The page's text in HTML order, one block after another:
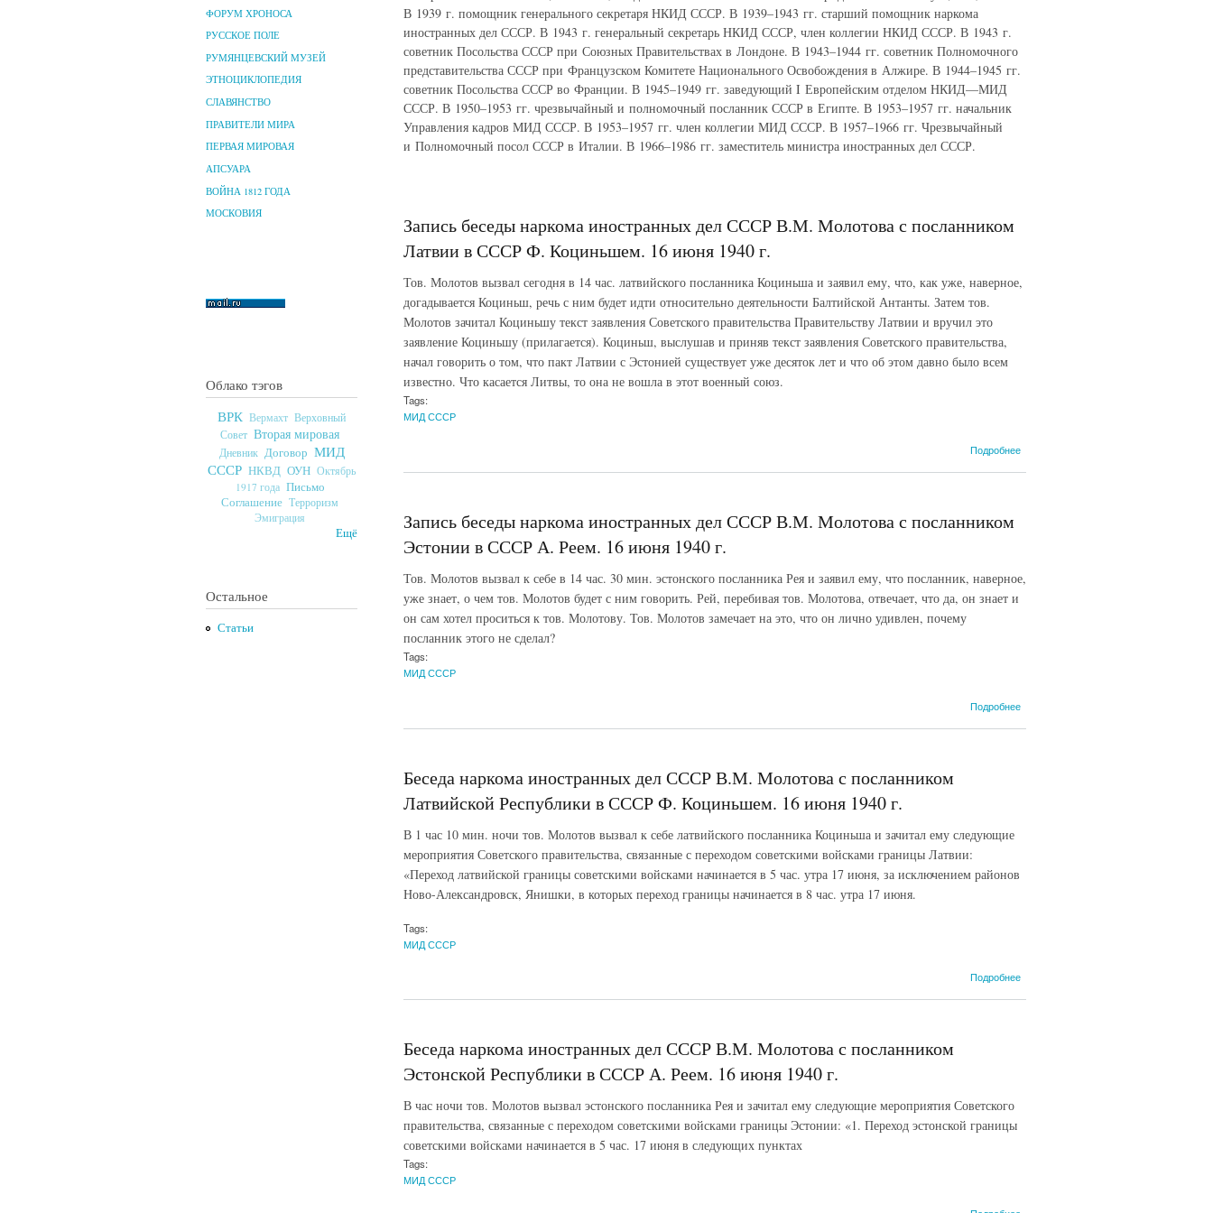
ФОРУМ ХРОНОСА
РУССКОЕ ПОЛЕ
РУМЯНЦЕВСКИЙ МУЗЕЙ
ЭТНОЦИКЛОПЕДИЯ
СЛАВЯНСТВО
ПРАВИТЕЛИ МИРА
ПЕРВАЯ МИРОВАЯ
АПСУАРА
ВОЙНА 1812 ГОДА
МОСКОВИЯ
Облако тэгов
ВРК Вермахт Верховный
Совет Вторая мировая
Дневник Договор МИД
СССР НКВД ОУН Октябрь
1917 года Письмо
Соглашение Терроризм
Эмиграция
Ещё
Остальное
Статьи
В 1939 г. помощник генерального секретаря НКИД СССР. В 1939–1943 гг. старший помощник наркома
иностранных дел СССР. В 1943 г. генеральный секретарь НКИД СССР, член коллегии НКИД СССР. В 1943 г.
советник Посольства СССР при Союзных Правительствах в Лондоне. В 1943–1944 гг. советник Полномочного
представительства СССР при Французском Комитете Национального Освобождения в Алжире. В 1944–1945 гг.
советник Посольства СССР во Франции. В 1945–1949 гг. заведующий I Европейским отделом НКИД—МИД
СССР. В 1950–1953 гг. чрезвычайный и полномочный посланник СССР в Египте. В 1953–1957 гг. начальник
Управления кадров МИД СССР. В 1953–1957 гг. член коллегии МИД СССР. В 1957–1966 гг. Чрезвычайный
и Полномочный посол СССР в Италии. В 1966–1986 гг. заместитель министра иностранных дел СССР.
Запись беседы наркома иностранных дел СССР В.М. Молотова с посланником
Латвии в СССР Ф. Коциньшем. 16 июня 1940 г.
Тов. Молотов вызвал сегодня в 14 час. латвийского посланника Коциньша и заявил ему, что, как уже, наверное,
догадывается Коциньш, речь с ним будет идти относительно деятельности Балтийской Антанты. Затем тов.
Молотов зачитал Коциньшу текст заявления Советского правительства Правительству Латвии и вручил это
заявление Коциньшу (прилагается). Коциньш, выслушав и приняв текст заявления Советского правительства,
начал говорить о том, что пакт Латвии с Эстонией существует уже десяток лет и что об этом давно было всем
известно. Что касается Литвы, то она не вошла в этот военный союз.
Tags:
МИД СССР
Подробнее
Запись беседы наркома иностранных дел СССР В.М. Молотова с посланником
Эстонии в СССР А. Реем. 16 июня 1940 г.
Тов. Молотов вызвал к себе в 14 час. 30 мин. эстонского посланника Рея и заявил ему, что посланник, наверное,
уже знает, о чем тов. Молотов будет с ним говорить. Рей, перебивая тов. Молотова, отвечает, что да, он знает и
он сам хотел проситься к тов. Молотову. Тов. Молотов замечает на это, что он лично удивлен, почему
посланник этого не сделал?
Tags:
МИД СССР
Подробнее
Беседа наркома иностранных дел СССР В.М. Молотова с посланником
Латвийской Республики в СССР Ф. Коциньшем. 16 июня 1940 г.
В 1 час 10 мин. ночи тов. Молотов вызвал к себе латвийского посланника Коциньша и зачитал ему следующие
мероприятия Советского правительства, связанные с переходом советскими войсками границы Латвии:
«Переход латвийской границы советскими войсками начинается в 5 час. утра 17 июня, за исключением районов
Ново-Александровск, Янишки, в которых переход границы начинается в 8 час. утра 17 июня.
Tags:
МИД СССР
Подробнее
иностранных
Беседа наркома иностранных дел СССР В.М. Молотова с посланником
Эстонской Республики в СССР А. Реем. 16 июня 1940 г.
В час ночи тов. Молотов вызвал эстонского посланника Рея и зачитал ему следующие мероприятия Советского
правительства, связанные с переходом советскими войсками границы Эстонии: «1. Переход эстонской границы
советскими войсками начинается в 5 час. 17 июня в следующих пунктах
Tags:
МИД СССР